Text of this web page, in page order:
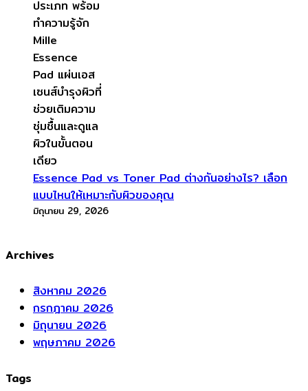
Essence Pad vs Toner Pad ต่างกันอย่างไร? เลือก
แบบไหนให้เหมาะกับผิวของคุณ
มิถุนายน 29, 2026
Archives
สิงหาคม 2026
กรกฎาคม 2026
มิถุนายน 2026
พฤษภาคม 2026
Tags